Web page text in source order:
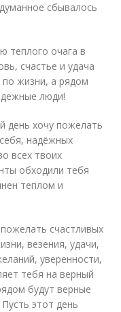
сбывалось
теплого очага в
счастье и удача
по жизни, а рядом
люди!
день хочу пожелать
надёжных
всех твоих
обходили тебя
теплом и
счастливых
везения, удачи,
уверенности,
тебя на верный
будут верные
этот день